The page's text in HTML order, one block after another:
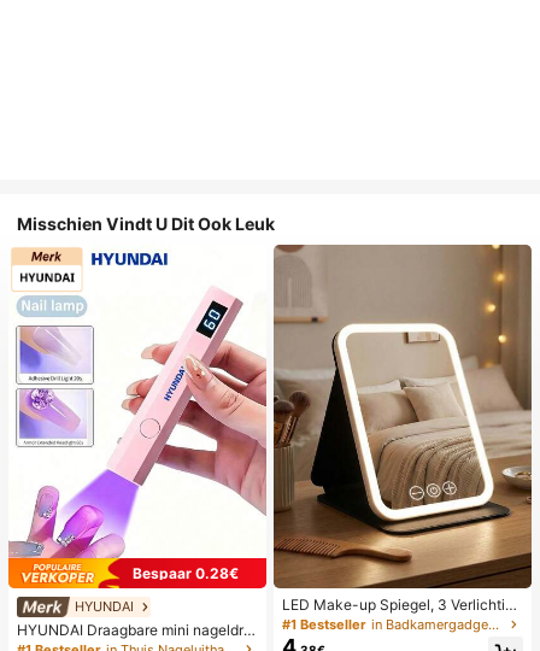
Misschien Vindt U Dit Ook Leuk
Bespaar 0.28€
HYUNDAI
HYUNDAI Draagbare mini nageldro
ger, oplaadbare handlamp UV/LED
LED Make-up Spiegel, 3 Verlichting
smodi, Verstelbare Helderheid, Draa
gbaar Vouwbaar Ontwerp, Geschikt
#1 Bestseller in Badkamergadgets die favoriet zijn bij klanten B